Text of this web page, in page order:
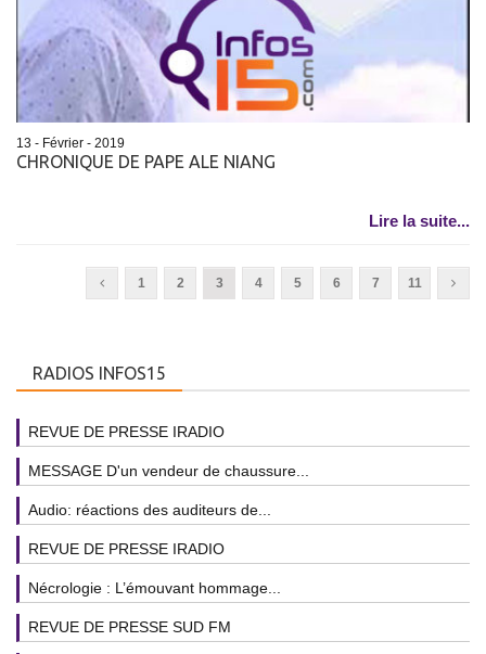
13 - Février - 2019
CHRONIQUE DE PAPE ALE NIANG
Lire la suite...
1 2 3 4 5 6 7 11
RADIOS INFOS15
REVUE DE PRESSE IRADIO
MESSAGE D'un vendeur de chaussure...
Audio: réactions des auditeurs de...
REVUE DE PRESSE IRADIO
Nécrologie : L’émouvant hommage...
REVUE DE PRESSE SUD FM